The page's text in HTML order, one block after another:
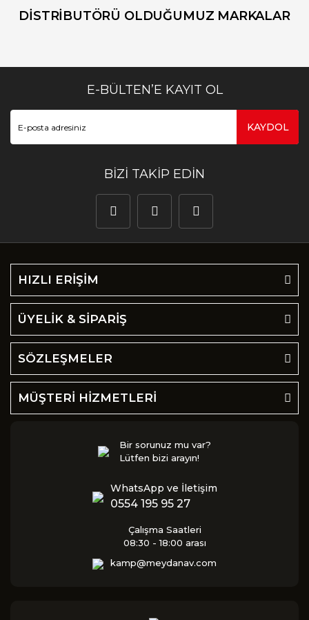
DİSTRİBUTÖRÜ OLDUĞUMUZ MARKALAR
E-BÜLTEN’E KAYIT OL
KAYDOL
BİZİ TAKİP EDİN
HIZLI ERİŞİM
ÜYELİK & SİPARİŞ
SÖZLEŞMELER
MÜŞTERİ HİZMETLERİ
Bir sorunuz mu var?
Lütfen bizi arayın!
WhatsApp ve İletişim
0554 195 95 27
Çalışma Saatleri
08:30 - 18:00 arası
kamp@meydanav.com